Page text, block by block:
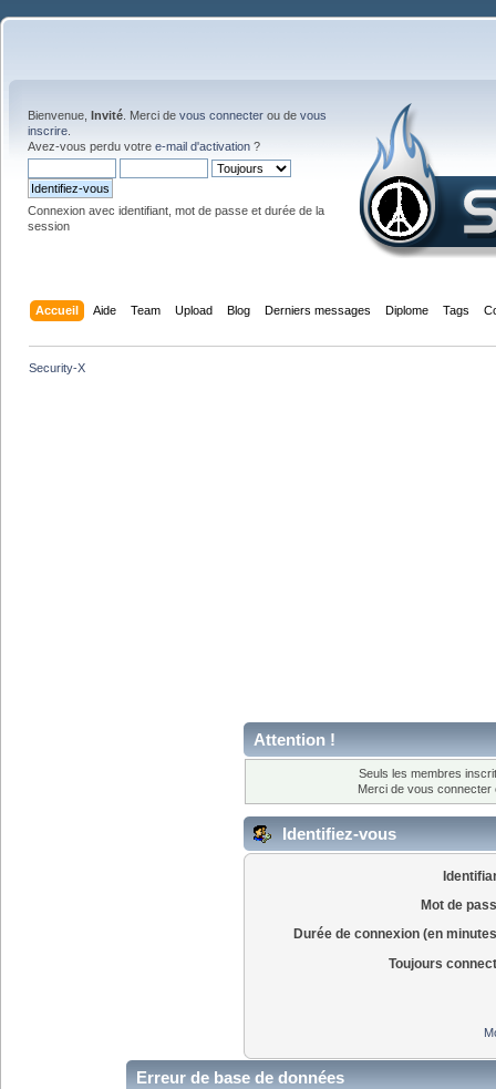
Bienvenue, Invité . Merci de vous connecter ou de vous
inscrire
Avez-vous perdu votre e-mail d'activation ?
Connexion avec identifiant, mot de passe et durée de la
session
Accueil Aide Team Upload Blog Derniers messages Diplome Tags
Security-X
Attention !
Seuls les membres
Merci de vous
Identifiez-vous
Mot de
Durée de connexion (en
Toujours
Erreur de base de données